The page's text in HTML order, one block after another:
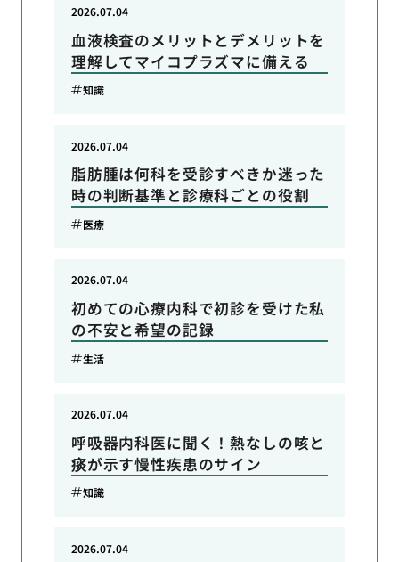
血液検査のメリットとデメリットを
理解してマイコプラズマに備える
2026.07.04
知識
脂肪腫は何科を受診すべきか迷った
時の判断基準と診療科ごとの役割
2026.07.04
医療
初めての心療内科で初診を受けた私
の不安と希望の記録
2026.07.04
生活
呼吸器内科医に聞く！熱なしの咳と
痰が示す慢性疾患のサイン
2026.07.04
知識
2026.07.04